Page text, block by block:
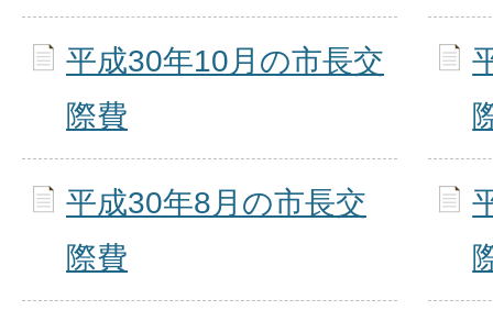
平成30年10月の市長交
際費
平成30年8月の市長交
際費